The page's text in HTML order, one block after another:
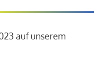
auf unserem